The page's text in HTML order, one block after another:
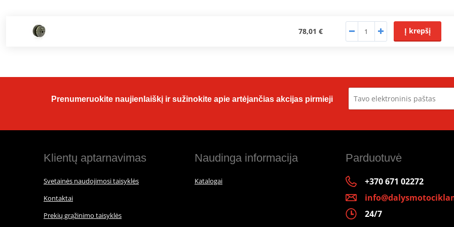
78,01 € Į krepšį
Prenumeruokite naujienlaiškį ir sužinokite apie artėjančias akcijas pirmieji
Klientų aptarnavimas
Svetainės naudojimosi taisyklės
Kontaktai
Prekių grąžinimo taisyklės
Naudinga informacija
Katalogai
Parduotuvė
+370 671 02272
24/7